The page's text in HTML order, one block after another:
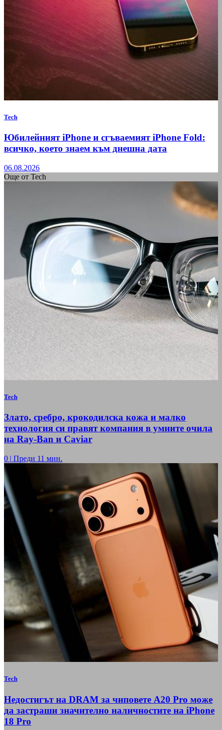
Tech
Юбилейният iPhone и сгъваемият iPhone Fold:
всичко, което знаем към днешна дата
06.08.2026
Още от Tech
Tech
Злато, сребро, крокодилска кожа и малко
технология си правят компания в умните очила
на Ray-Ban и Caviar
0 | Преди 11 мин.
Tech
Недостигът на DRAM за чиповете A20 Pro може
да застраши значително наличностите на iPhone
18 Pro